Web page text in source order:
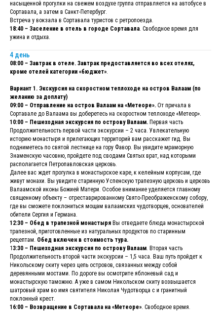
насыщенной прогулки на свежем воздухе группа отправляется на автобусе в
Сортавала, а затем в Санкт-Петербург.
Встреча у вокзала в Сортавала туристов с ретропоезда.
18:40 – Заселение в отель в городе Сортавала . Свободное время для
ужина и отдыха.
4 день
08:00 – Завтрак в отеле. Завтрак предоставляется во всех отелях,
кроме отелей категории «бюджет»
Вариант 1. Экскурсия на скоростном теплоходе на остров Валаам (по
желанию за доплату)
09:00 – Отправление на остров Валаам на «Метеоре». От причала в
Сортавале до Валаама вы доберетесь на скоростном теплоходе «Метеор».
10:00 – Пешеходная экскурсия по острову Валаам. Первая часть
Продолжительность первой части экскурсии – 2 часа. Увлекательную
историю монастыря и прилегающих территорий вам расскажет гид. Вы
подниметесь по святой лестнице на гору Фавор. Вы увидите мраморную
Знаменскую часовню, пройдете под сводами Святых врат, над которыми
располагается Петропавловская церковь.
Далее вас ждет прогулка в монастырское каре, к келейным корпусам, где
живут монахи. Вы увидите старинную Успенскую трапезную церковь и церковь
Валаамской иконы Божией Матери. Особое внимание уделяется главному
священному объекту – отреставрированному Свято-Преображенскому собору,
где вы сможете поклониться мощам валаамских чудотворцев, основателей
обители Сергия и Германа.
12:30 – Обед в трапезной монастыря Вы отведаете блюда монастырской
трапезной, приготовленные из натуральных продуктов по старинным
рецептам. Обед включен в стоимость тура.
13:30 – Пешеходная экскурсия по острову Валаам . Вторая часть
Продолжительность второй части экскурсии – 1,5 часа. Ваш путь пройдет к
Никольскому скиту через цепь островов, связанных между собой
деревянными мостами. По дороге вы осмотрите яблоневый сад и
монастырскую таможню. А уже в самом Никольском скиту возвышается
шатровый храм во имя святителя Николая Чудотворца с и гранитный
поклонный крест.
16:00 – Возвращение в Сортавала на «Метеоре» . Свободное время.